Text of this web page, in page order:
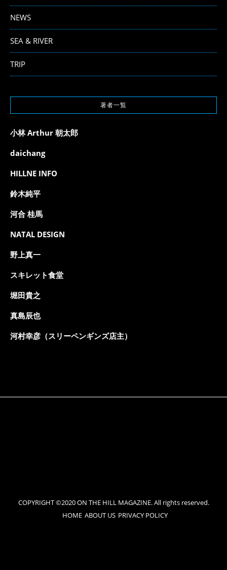
NEWS
SEA & RIVER
TRIP
著者一覧
小林 Arthur 朝太郎
daichang
HILLNE INFO
鈴木純平
河合 桂馬
NATAL DESIGN
野上真一
スキレット食堂
堀田貴之
真島辰也
河村幸彦（スリーペンギンズ店主）
COPYRIGHT ©2020 ON THE HILL MAGAZINE. All rights reserved.
HOME ABOUT US PRIVACY POLICY